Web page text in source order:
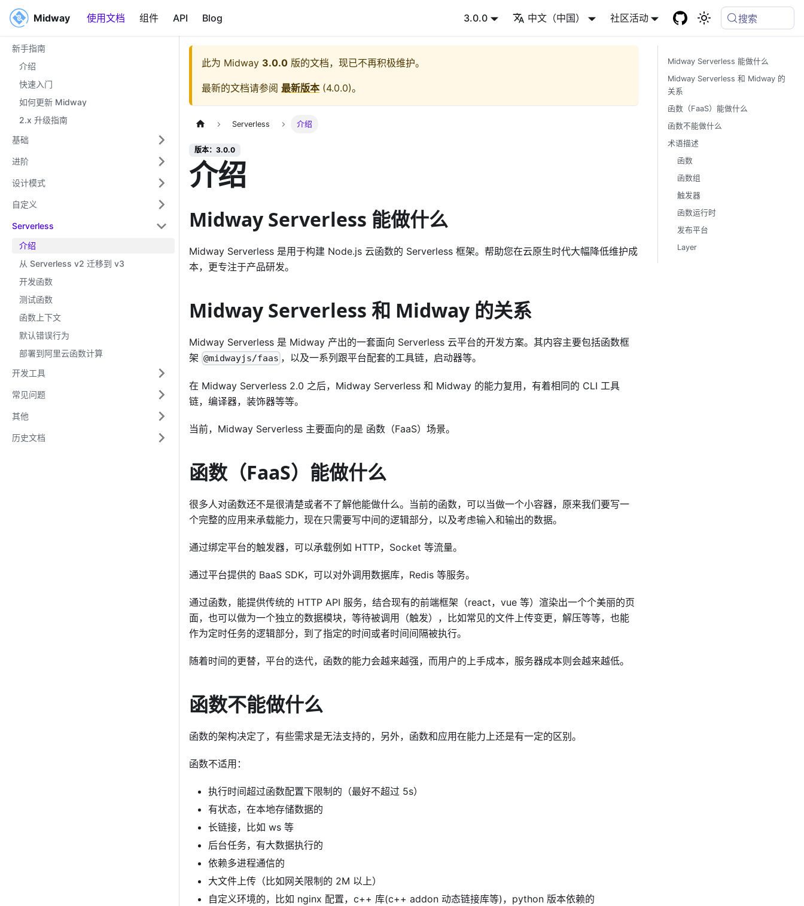
Midway 使用文档 组件 API Blog 3.0.0 中文（中国） 社区活动 搜索
Midway
新手指南
介绍
快速入门
如何更新 Midway
2.x 升级指南
基础
进阶
设计模式
自定义
Serverless
介绍
从 Serverless v2 迁移到 v3
开发函数
测试函数
函数上下文
默认错误行为
部署到阿里云函数计算
开发工具
常见问题
其他
历史文档
此为 Midway 3.0.0 版的文档，现已不再积极维护。
最新的文档请参阅 最新版本(4.0.0)。
Serverless 介绍
版本：3.0.0
介绍
Midway Serverless 能做什么
Midway Serverless 是用于构建 Node.js 云函数的 Serverless 框架。帮助您在云原生时代大幅降低维护成
本，更专注于产品研发。
Midway Serverless 和 Midway 的关系
Midway Serverless 是 Midway 产出的一套面向 Serverless 云平台的开发方案。其内容主要包括函数框
架 @midwayjs/faas ，以及一系列跟平台配套的工具链，启动器等。
在 Midway Serverless 2.0 之后，Midway Serverless 和 Midway 的能力复用，有着相同的 CLI 工具
链，编译器，装饰器等等。
当前，Midway Serverless 主要面向的是 函数（FaaS）场景。
函数（FaaS）能做什么
很多人对函数还不是很清楚或者不了解他能做什么。当前的函数，可以当做一个小容器，原来我们要写一
个完整的应用来承载能力，现在只需要写中间的逻辑部分，以及考虑输入和输出的数据。
通过绑定平台的触发器，可以承载例如 HTTP，Socket 等流量。
通过平台提供的 BaaS SDK，可以对外调用数据库，Redis 等服务。
通过函数，能提供传统的 HTTP API 服务，结合现有的前端框架（react，vue 等）渲染出一个个美丽的页
面，也可以做为一个独立的数据模块，等待被调用（触发），比如常见的文件上传变更，解压等等，也能
作为定时任务的逻辑部分，到了指定的时间或者时间间隔被执行。
随着时间的更替，平台的迭代，函数的能力会越来越强，而用户的上手成本，服务器成本则会越来越低。
函数不能做什么
函数的架构决定了，有些需求是无法支持的，另外，函数和应用在能力上还是有一定的区别。
函数不适用：
执行时间超过函数配置下限制的（最好不超过 5s）
有状态，在本地存储数据的
长链接，比如 ws 等
后台任务，有大数据执行的
依赖多进程通信的
大文件上传（比如网关限制的 2M 以上）
自定义环境的，比如 nginx 配置，c++ 库(c++ addon 动态链接库等)，python 版本依赖的
Midway Serverless 能做什么
Midway Serverless 和 Midway 的
关系
函数（FaaS）能做什么
函数不能做什么
术语描述
函数
函数组
触发器
函数运行时
发布平台
Layer